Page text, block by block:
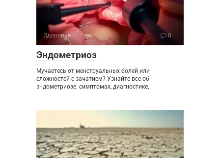
Здоровье 0
Эндометриоз
Мучаетесь от менструальных болей или
сложностей с зачатием? Узнайте все об
эндометриозе: симптомах, диагностике,